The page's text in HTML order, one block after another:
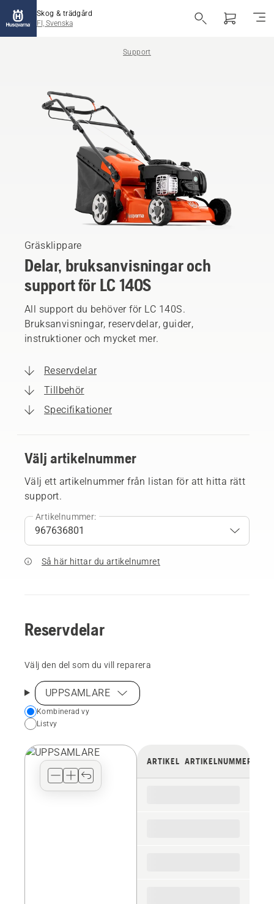
Skog & trädgård
FI, Svenska
Support
Gräsklippare
Delar, bruksanvisningar och
support för LC 140S
All support du behöver för LC 140S.
Bruksanvisningar, reservdelar, guider,
instruktioner och mycket mer.
Reservdelar
Tillbehör
Specifikationer
Välj artikelnummer
Välj ett artikelnummer från listan för att hitta rätt
support.
Artikelnummer:
Så här hittar du artikelnumret
Reservdelar
Välj den del som du vill reparera
UPPSAMLARE
Choose
your
view
Kombinerad vy
Listvy
ARTIKEL ARTIKELNUMMER